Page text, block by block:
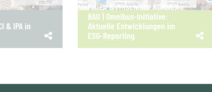
& IPA in
Folien & Mitschnitt: KONNEX
BAU | Omnibus-Initiative:
Aktuelle Entwicklungen im
ESG-Reporting